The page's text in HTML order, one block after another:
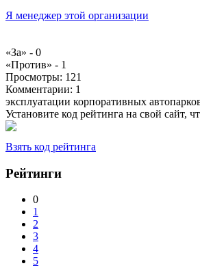
Я менеджер этой организации
«За» - 0
«Против» - 1
Просмотры: 121
Комментарии: 1
эксплуатации корпоративных
Установите код рейтинга на свой
Взять код рейтинга
Рейтинги
0
1
2
3
4
5